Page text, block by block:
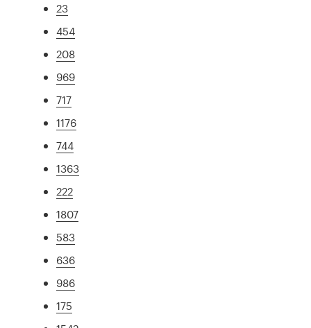
23
454
208
969
717
1176
744
1363
222
1807
583
636
986
175